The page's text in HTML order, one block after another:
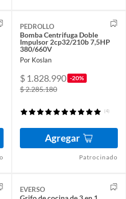
PEDROLLO
Bomba Centrifuga Doble
Impulsor 2cp32/210b 7,5HP
380/660V
Por Koslan
$ 1.828.990 -20%
$ 2.285.180
(4)
Agregar
Patrocinado
EVERSO